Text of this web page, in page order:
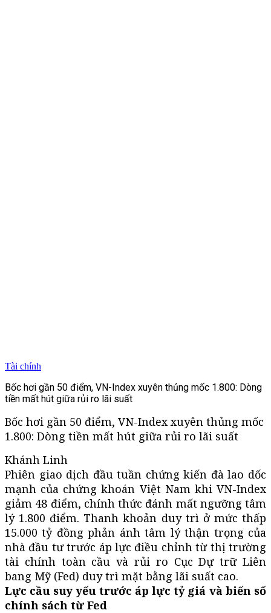
Tài chính
Bốc hơi gần 50 điểm, VN-Index xuyên thủng mốc 1.800: Dòng
tiền mất hút giữa rủi ro lãi suất
Bốc hơi gần 50 điểm, VN-Index xuyên thủng mốc
1.800: Dòng tiền mất hút giữa rủi ro lãi suất
Khánh Linh
Phiên giao dịch đầu tuần chứng kiến đà lao dốc
mạnh của chứng khoán Việt Nam khi VN-Index
giảm 48 điểm, chính thức đánh mất ngưỡng tâm
lý 1.800 điểm. Thanh khoản duy trì ở mức thấp
15.000 tỷ đồng phản ánh tâm lý thận trọng của
nhà đầu tư trước áp lực điều chỉnh từ thị trường
tài chính toàn cầu và rủi ro Cục Dự trữ Liên
bang Mỹ (Fed) duy trì mặt bằng lãi suất cao.
Lực cầu suy yếu trước áp lực tỷ giá và biến số
chính sách từ Fed